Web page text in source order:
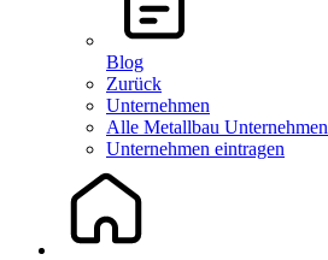
Blog
Zurück
Unternehmen
Alle Metallbau Unternehmen
Unternehmen eintragen